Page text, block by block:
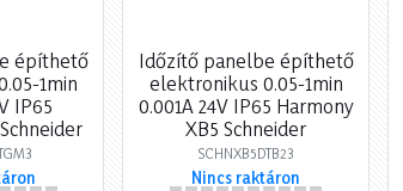
építhető
1min
IP65
Időzítő panelbe építhető
elektronikus 0.05-1min
0.001A 24V IP65 Harmony
XB5 Schneider
SCHNXB5DTB23
Nincs raktáron